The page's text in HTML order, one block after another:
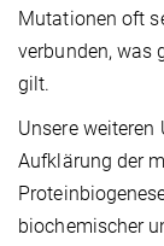
Mutationen oft
verbunden, was
gilt.
Unsere
Aufklärung der
biochemischer